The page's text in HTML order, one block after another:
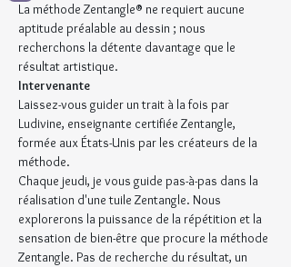
La méthode Zentangle® ne requiert aucune
aptitude préalable au dessin ; nous
recherchons la détente davantage que le
résultat artistique.
Intervenante
Laissez-vous guider un trait à la fois par
Ludivine, enseignante certifiée Zentangle,
formée aux États-Unis par les créateurs de la
méthode.
Chaque jeudi, je vous guide pas-à-pas dans la
réalisation d'une tuile Zentangle. Nous
explorerons la puissance de la répétition et la
sensation de bien-être que procure la méthode
Zentangle. Pas de recherche du résultat, un